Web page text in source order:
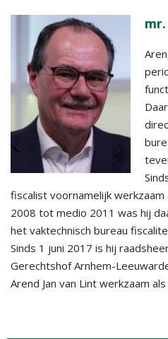
fiscalist voornamelijk werkzaam
2008 tot medio 2011 was hij
het vaktechnisch bureau
Sinds 1 juni 2017 is hij
Gerechtshof Arnhem-
Arend Jan van Lint werkzaam